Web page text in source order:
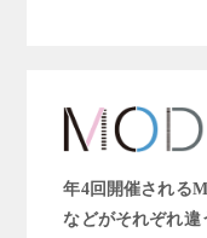
年4回開催される
などがそれぞれ違